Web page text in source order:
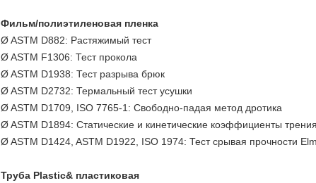
Фильм/полиэтиленовая пленка
Ø ASTM D882: Растяжимый тест
Ø ASTM F1306: Тест прокола
Ø ASTM D1938: Тест разрыва брюк
Ø ASTM D2732: Термальный тест усушки
Ø ASTM D1709, ISO 7765-1: Свободно-падая метод дротика
Ø ASTM D1894: Статические и кинетические коэффициенты трения
Ø ASTM D1424, ASTM D1922, ISO 1974: Тест срывая прочности
Труба Plastic& пластиковая